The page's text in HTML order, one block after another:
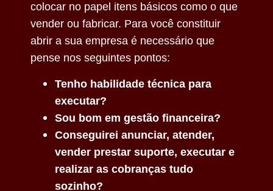
colocar no papel itens básicos como o que
vender ou fabricar. Para você constituir
abrir a sua empresa é necessário que
pense nos seguintes pontos:
Tenho habilidade técnica para
executar?
Sou bom em gestão financeira?
Conseguirei anunciar, atender,
vender prestar suporte, executar e
realizar as cobranças tudo
sozinho?